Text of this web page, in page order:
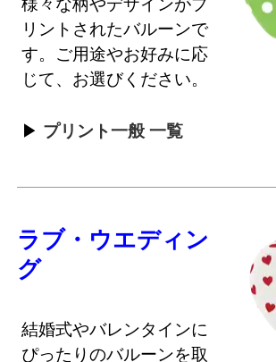
リントされたバルーンで
す。ご用途やお好みに応
じて、お選びください。
プリント一般 一覧
ラブ・ウエディン
グ
結婚式やバレンタインに
ぴったりのバルーンを取